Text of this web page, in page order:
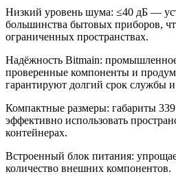
Низкий уровень шума: ≤40 дБ —
большинства бытовых приборов,
ограниченных пространствах.
Надёжность Bitmain: промышленное
проверенные компоненты и
гарантируют долгий срок службы
Компактные размеры: габариты
эффективно использовать
контейнерах.
Встроенный блок питания:
количество внешних компонентов.